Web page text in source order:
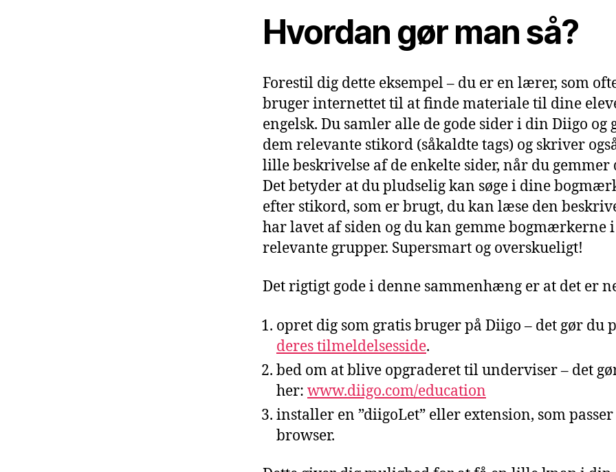
Hvordan gør man så?
Forestil dig dette eksempel – du er en lærer, som
bruger internettet til at finde materiale til dine
engelsk. Du samler alle de gode sider i din Diigo og
dem relevante stikord (såkaldte tags) og skriver
lille beskrivelse af de enkelte sider, når du gemmer
Det betyder at du pludselig kan søge i dine
efter stikord, som er brugt, du kan læse den
har lavet af siden og du kan gemme bogmærkerne i
relevante grupper. Supersmart og overskueligt!
Det rigtigt gode i denne sammenhæng er at det er
opret dig som gratis bruger på Diigo – det gør du
deres tilmeldelsesside.
bed om at blive opgraderet til underviser – det
her: www.diigo.com/education
installer en ”diigoLet” eller extension, som
browser.